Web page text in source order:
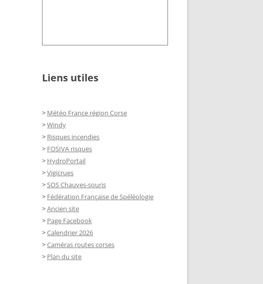
Liens utiles
> Météo France région Corse
>Windy
> Risques incendies
> FOSIVA risques
> HydroPortail
>Vigicrues
>SOS Chauves-souris
> Fédération Française de Spéléologie
>Ancien site
> Page Facebook
>Calendrier 2026
>Caméras routes corses
> Plan du site